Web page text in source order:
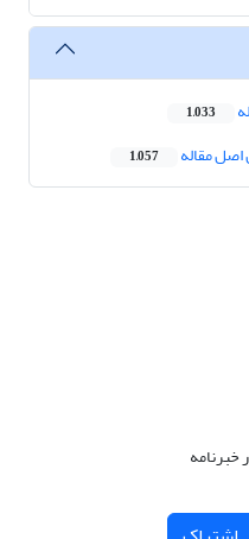
1,033
مقاله 1,057
خبرنامه